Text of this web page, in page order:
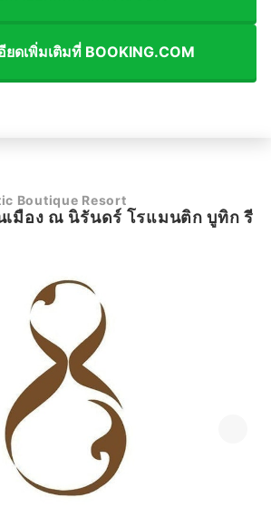
ยดเพิ่มเติมที่ BOOKING.COM
Boutique Resort
เมือง ณ นิรันดร์ โรแมนติก บูทิก รี